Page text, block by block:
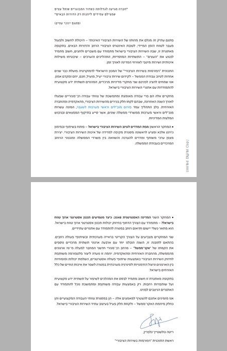
תוכן העניינים ... 4